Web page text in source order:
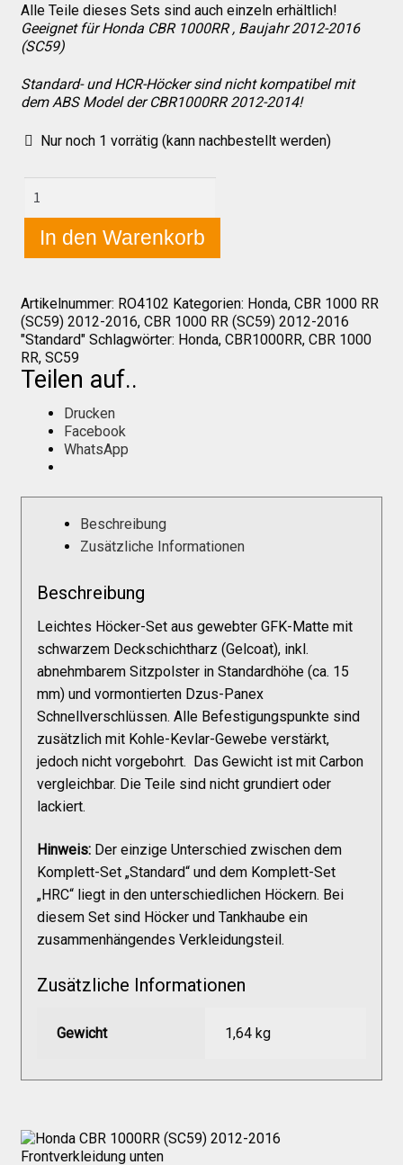
Händlerkonditionen
Marken
Preislisten
Warenkorb
Kasse
Mein Konto
Impressum
Versandkosten
Widerruf
Datenschutzerklärung
Zahlungsarten
Alle Teile dieses Sets sind auch einzeln erhältlich!
Geeignet für Honda CBR 1000RR , Baujahr 2012-2016
(SC59)
Standard- und HCR-Höcker sind nicht kompatibel mit
dem ABS Model der CBR1000RR 2012-2014!
Nur noch 1 vorrätig (kann nachbestellt werden)
CBR
1000RR
(SC59)
2012-
mit
Tankhaube
&
Heck
"Standard"
In den Warenkorb
Artikelnummer: RO4102 Kategorien: Honda, CBR 1000 RR
(SC59) 2012-2016, CBR 1000 RR (SC59) 2012-2016
"Standard" Schlagwörter: Honda, CBR1000RR, CBR 1000
RR, SC59
Teilen auf..
Drucken
Facebook
WhatsApp
Beschreibung
Zusätzliche Informationen
Beschreibung
Leichtes Höcker-Set aus gewebter GFK-Matte mit
schwarzem Deckschichtharz (Gelcoat), inkl.
abnehmbarem Sitzpolster in Standardhöhe (ca. 15
mm) und vormontierten Dzus-Panex
Schnellverschlüssen. Alle Befestigungspunkte sind
zusätzlich mit Kohle-Kevlar-Gewebe verstärkt,
jedoch nicht vorgebohrt. Das Gewicht ist mit Carbon
vergleichbar. Die Teile sind nicht grundiert oder
lackiert.
Hinweis: Der einzige Unterschied zwischen dem
Komplett-Set „Standard“ und dem Komplett-Set
„HRC“ liegt in den unterschiedlichen Höckern. Bei
diesem Set sind Höcker und Tankhaube ein
zusammenhängendes Verkleidungsteil.
Zusätzliche Informationen
Gewicht 1,64 kg